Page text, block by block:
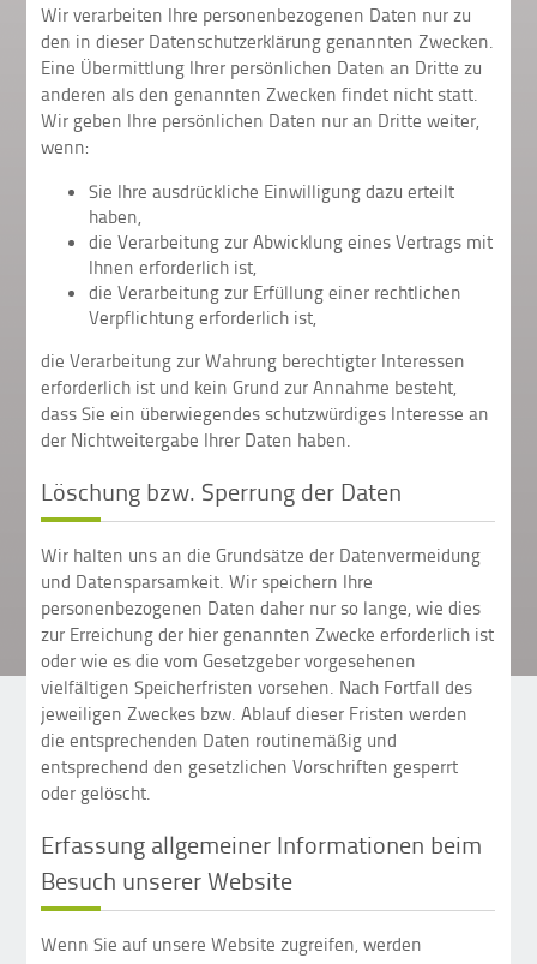
Wir verarbeiten Ihre personenbezogenen Daten nur zu
den in dieser Datenschutzerklärung genannten Zwecken.
Eine Übermittlung Ihrer persönlichen Daten an Dritte zu
anderen als den genannten Zwecken findet nicht statt.
Wir geben Ihre persönlichen Daten nur an Dritte weiter,
wenn:
Sie Ihre ausdrückliche Einwilligung dazu erteilt
haben,
die Verarbeitung zur Abwicklung eines Vertrags mit
Ihnen erforderlich ist,
die Verarbeitung zur Erfüllung einer rechtlichen
Verpflichtung erforderlich ist,
die Verarbeitung zur Wahrung berechtigter Interessen
erforderlich ist und kein Grund zur Annahme besteht,
dass Sie ein überwiegendes schutzwürdiges Interesse an
der Nichtweitergabe Ihrer Daten haben.
Löschung bzw. Sperrung der Daten
Wir halten uns an die Grundsätze der Datenvermeidung
und Datensparsamkeit. Wir speichern Ihre
personenbezogenen Daten daher nur so lange, wie dies
zur Erreichung der hier genannten Zwecke erforderlich ist
oder wie es die vom Gesetzgeber vorgesehenen
vielfältigen Speicherfristen vorsehen. Nach Fortfall des
jeweiligen Zweckes bzw. Ablauf dieser Fristen werden
die entsprechenden Daten routinemäßig und
entsprechend den gesetzlichen Vorschriften gesperrt
oder gelöscht.
Erfassung allgemeiner Informationen beim
Besuch unserer Website
Wenn Sie auf unsere Website zugreifen, werden